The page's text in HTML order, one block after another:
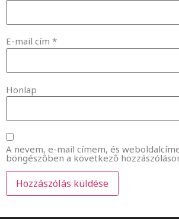
E-mail cím *
Honlap
A nevem, e-mail címem, és
böngészőben a következő